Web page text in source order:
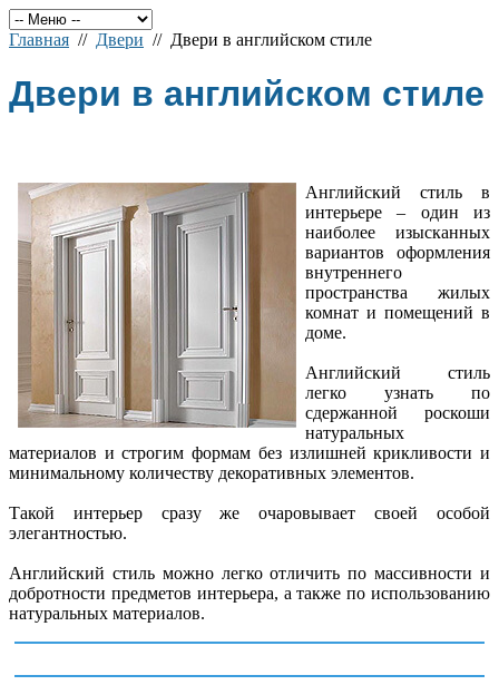
Главная // Двери // Двери в английском стиле
Двери в английском стиле
Английский стиль в
интерьере – один из
наиболее изысканных
вариантов оформления
внутреннего
пространства жилых
комнат и помещений в
доме.
Английский стиль
легко узнать по
сдержанной роскоши
натуральных
материалов и строгим формам без излишней крикливости и
минимальному количеству декоративных элементов.
Такой интерьер сразу же очаровывает своей особой
элегантностью.
Английский стиль можно легко отличить по массивности и
добротности предметов интерьера, а также по использованию
натуральных материалов.